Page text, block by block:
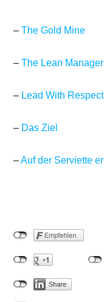
–The Gold Mine
–The Lean Manager
– Lead With Respect
– Das Ziel
–Auf der Serviette